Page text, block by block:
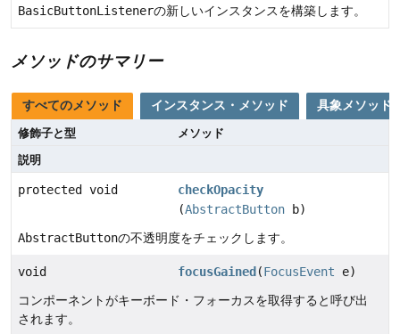
BasicButtonListenerの新しいインスタンスを構築します。
メソッドのサマリー
すべてのメソッド インスタンス・メソッド 具象メソッド
修飾子と型
メソッド
説明
protected void
checkOpacity
(AbstractButton b)
AbstractButtonの不透明度をチェックします。
void focusGained (FocusEvent e)
コンポーネントがキーボード・フォーカスを取得すると呼び出
されます。